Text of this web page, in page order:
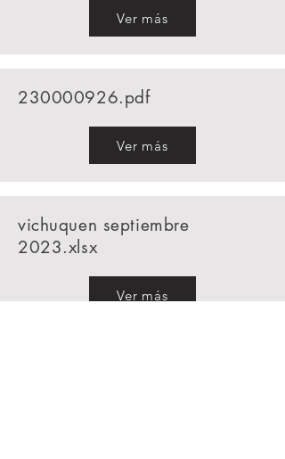
Ver más
230000926.pdf
Ver más
vichuquen septiembre
2023.xlsx
Ver más